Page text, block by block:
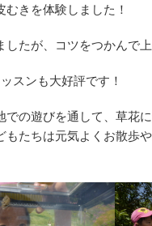
きを体験しました！
たが、コツをつかんで
スンも大好評です！
の遊びを通して、草花
たちは元気よくお散歩